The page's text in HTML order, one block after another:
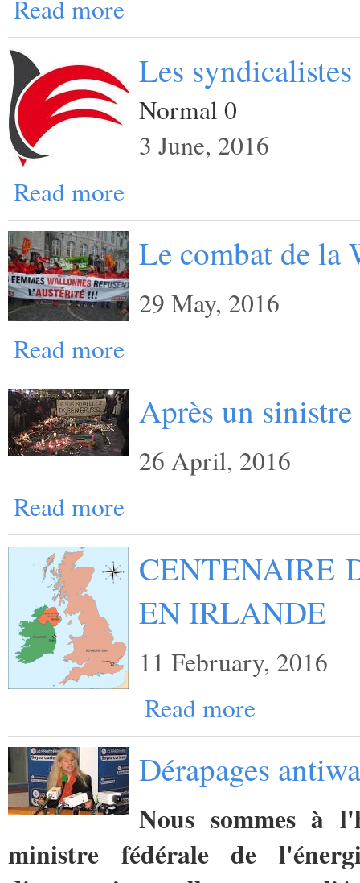
Read more
Les
Normal 0
3 June, 2016
Read more
Le combat de la
29 May, 2016
Read more
Après un sinistre
26 April, 2016
Read more
CENTENAIRE
EN IRLANDE
11 February, 2016
Read more
Dérapages
Nous sommes à
ministre fédérale de